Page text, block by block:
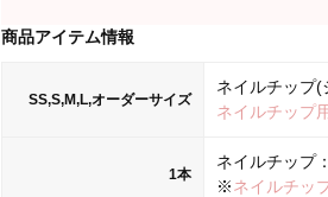
商品アイテム情報
SS,S,M,L,オーダーサイズ
ネイルチップ
ネイルチップ
1本
ネイルチップ
※ネイルチッ